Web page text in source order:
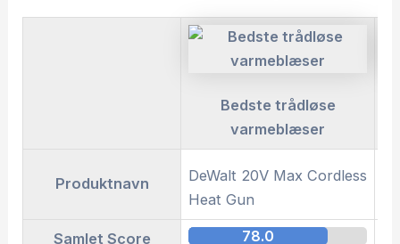
Bedste trådløse
varmeblæser
Produktnavn
DeWalt 20V Max Cordless
Heat Gun
Samlet Score 78.0